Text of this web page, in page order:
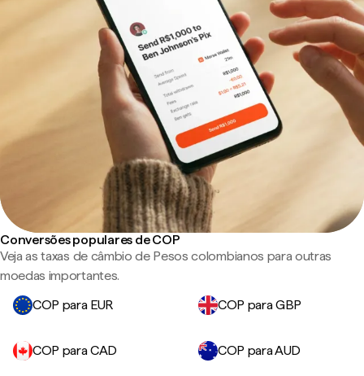
Conversões populares de COP
Veja as taxas de câmbio de Pesos colombianos para outras
moedas importantes.
COP para EUR
COP para GBP
COP para CAD COP para AUD